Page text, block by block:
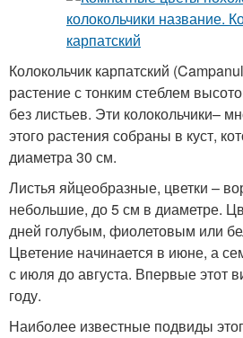
Колокольчик карпатский
растение с тонким стеблем
без листьев. Эти колокольчики–
этого растения собраны в куст,
диаметра 30 см.
Листья яйцеобразные, цветки –
небольшие, до 5 см в диаметре.
дней голубым, фиолетовым или
Цветение начинается в июне, а
с июля до августа. Впервые этот
году.
Наиболее известные подвиды